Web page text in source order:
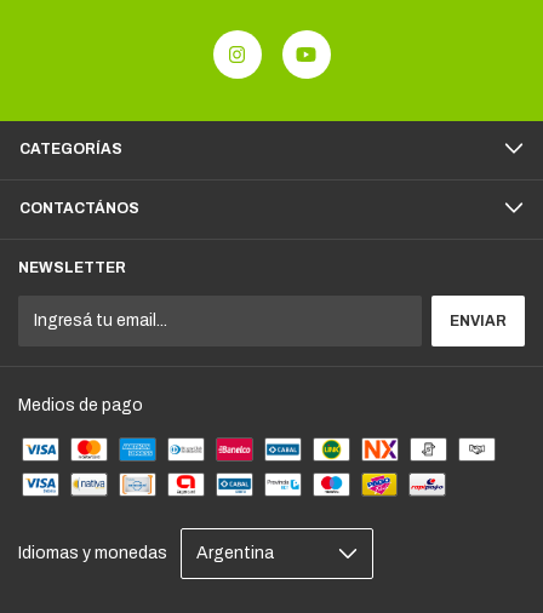
CATEGORÍAS
CONTACTÁNOS
NEWSLETTER
Medios de pago
Idiomas y monedas